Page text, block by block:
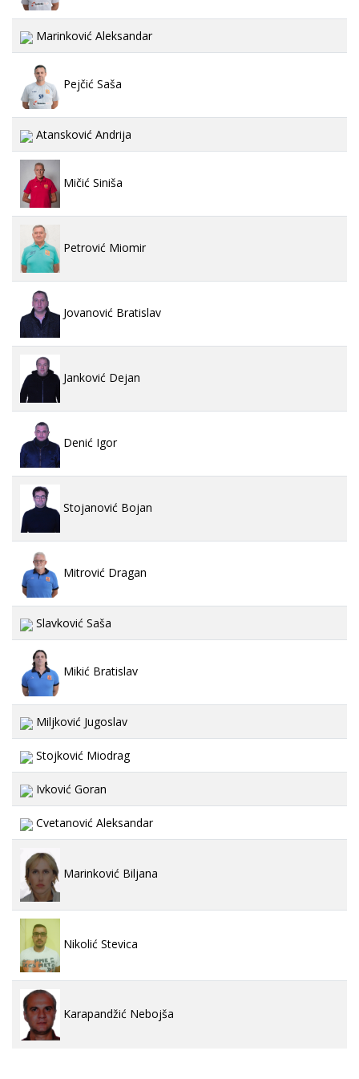
Marinković Aleksandar
Pejčić Saša
Atansković Andrija
Mičić Siniša
Petrović Miomir
Jovanović Bratislav
Janković Dejan
Denić Igor
Stojanović Bojan
Mitrović Dragan
Slavković Saša
Mikić Bratislav
Miljković Jugoslav
Stojković Miodrag
Ivković Goran
Cvetanović Aleksandar
Marinković Biljana
Nikolić Stevica
Karapandžić Nebojša